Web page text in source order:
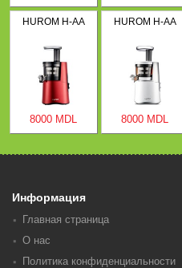
HUROM H-AA
8000 MDL
HUROM H-AA
8000 MDL
Информация
Главная страница
О нас
Политика конфиденциальности